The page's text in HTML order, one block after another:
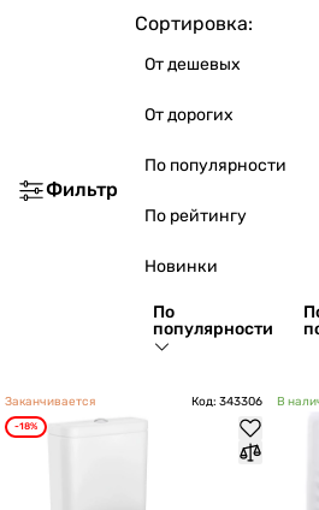
Фильтр
Сортировка:
От дешевых
От дорогих
По популярности
По рейтингу
Новинки
По
популярности
Заканчивается Код: 343306
-18%
В